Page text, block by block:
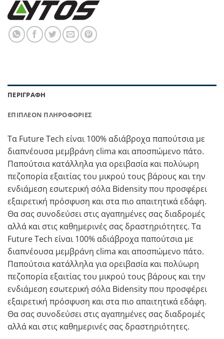
ΠΕΡΙΓΡΑΦΉ
ΕΠΙΠΛΈΟΝ ΠΛΗΡΟΦΟΡΊΕΣ
Τα Future Tech είναι 100% αδιάβροχα παπούτσια με
διαπνέουσα μεμβράνη clima και αποσπώμενο πάτο.
Παπούτσια κατάλληλα για ορειβασία και πολύωρη
πεζοπορία εξαιτίας του μικρού τους βάρους και την
ενδιάμεση εσωτερική σόλα Bidensity που προσφέρει
εξαιρετική πρόσφυση και στα πιο απαιτητικά εδάφη.
Θα σας συνοδεύσει στις αγαπημένες σας διαδρομές
αλλά και στις καθημερινές σας δραστηριότητες. Τα
Future Tech είναι 100% αδιάβροχα παπούτσια με
διαπνέουσα μεμβράνη clima και αποσπώμενο πάτο.
Παπούτσια κατάλληλα για ορειβασία και πολύωρη
πεζοπορία εξαιτίας του μικρού τους βάρους και την
ενδιάμεση εσωτερική σόλα Bidensity που προσφέρει
εξαιρετική πρόσφυση και στα πιο απαιτητικά εδάφη.
Θα σας συνοδεύσει στις αγαπημένες σας διαδρομές
αλλά και στις καθημερινές σας δραστηριότητες.